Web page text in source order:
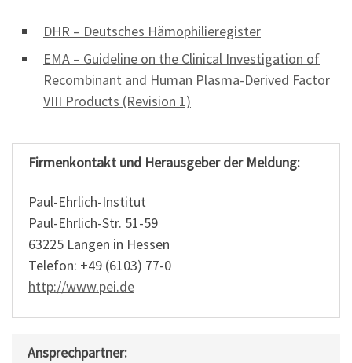
DHR – Deutsches Hämophilieregister
EMA – Guideline on the Clinical Investigation of
Recombinant and Human Plasma-Derived Factor
VIII Products (Revision 1)
Firmenkontakt und Herausgeber der Meldung:
Paul-Ehrlich-Institut
Paul-Ehrlich-Str. 51-59
63225 Langen in Hessen
Telefon: +49 (6103) 77-0
http://www.pei.de
Ansprechpartner: